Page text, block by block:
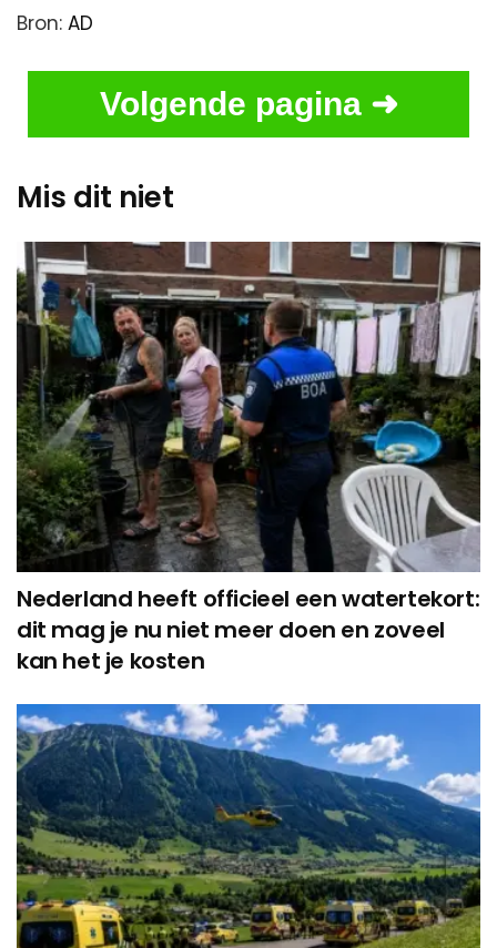
Bron: AD
Volgende pagina ➜
Mis dit niet
Nederland heeft officieel een watertekort:
dit mag je nu niet meer doen en zoveel
kan het je kosten